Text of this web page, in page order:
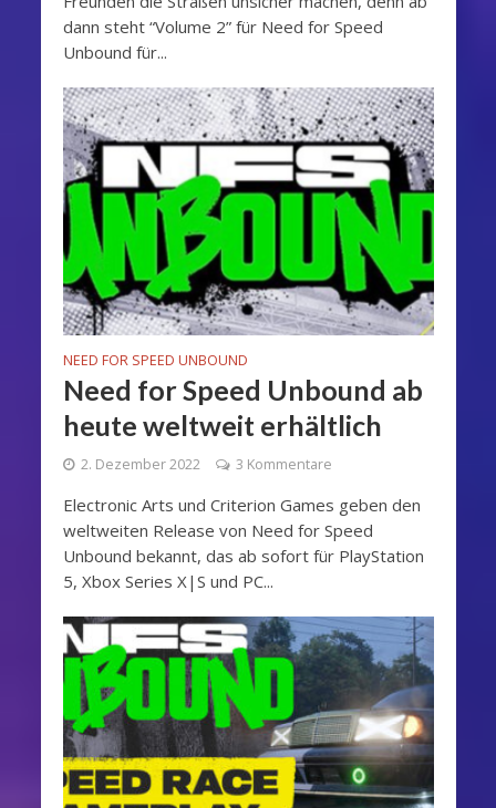
dann steht “Volume 2” für Need for Speed
Unbound für...
NEED FOR SPEED UNBOUND
Need for Speed Unbound ab
heute weltweit erhältlich
2. Dezember 2022 3 Kommentare
Electronic Arts und Criterion Games geben den
weltweiten Release von Need for Speed
Unbound bekannt, das ab sofort für PlayStation
5, Xbox Series X|S und PC...